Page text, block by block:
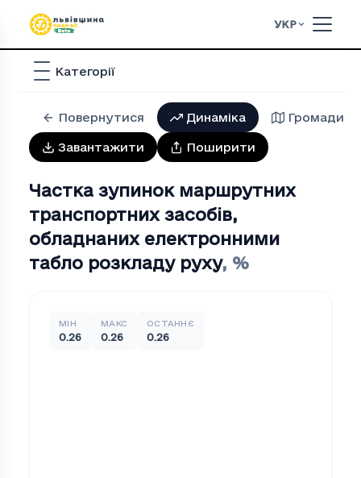
УКР
Категорії
Повернутися Динаміка Громади
Завантажити Поширити
Частка зупинок маршрутних
транспортних засобів,
обладнаних електронними
табло розкладу руху, %
МІН
0.26
МАКС
0.26
ОСТАННЄ
0.26